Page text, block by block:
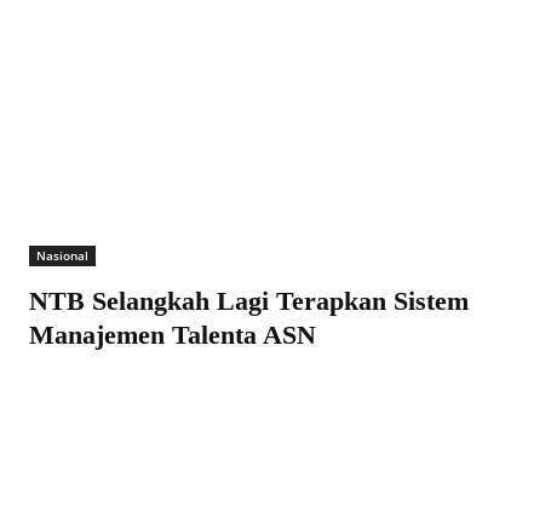
Nasional
NTB Selangkah Lagi Terapkan Sistem
Manajemen Talenta ASN